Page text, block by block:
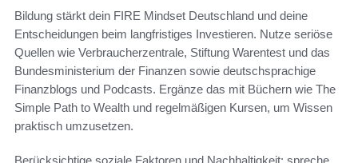
Bildung stärkt dein FIRE Mindset Deutschland und deine
Entscheidungen beim langfristiges Investieren. Nutze seriöse
Quellen wie Verbraucherzentrale, Stiftung Warentest und das
Bundesministerium der Finanzen sowie deutschsprachige
Finanzblogs und Podcasts. Ergänze das mit Büchern wie The
Simple Path to Wealth und regelmäßigen Kursen, um Wissen
praktisch umzusetzen.
Berücksichtige soziale Faktoren und Nachhaltigkeit: spreche